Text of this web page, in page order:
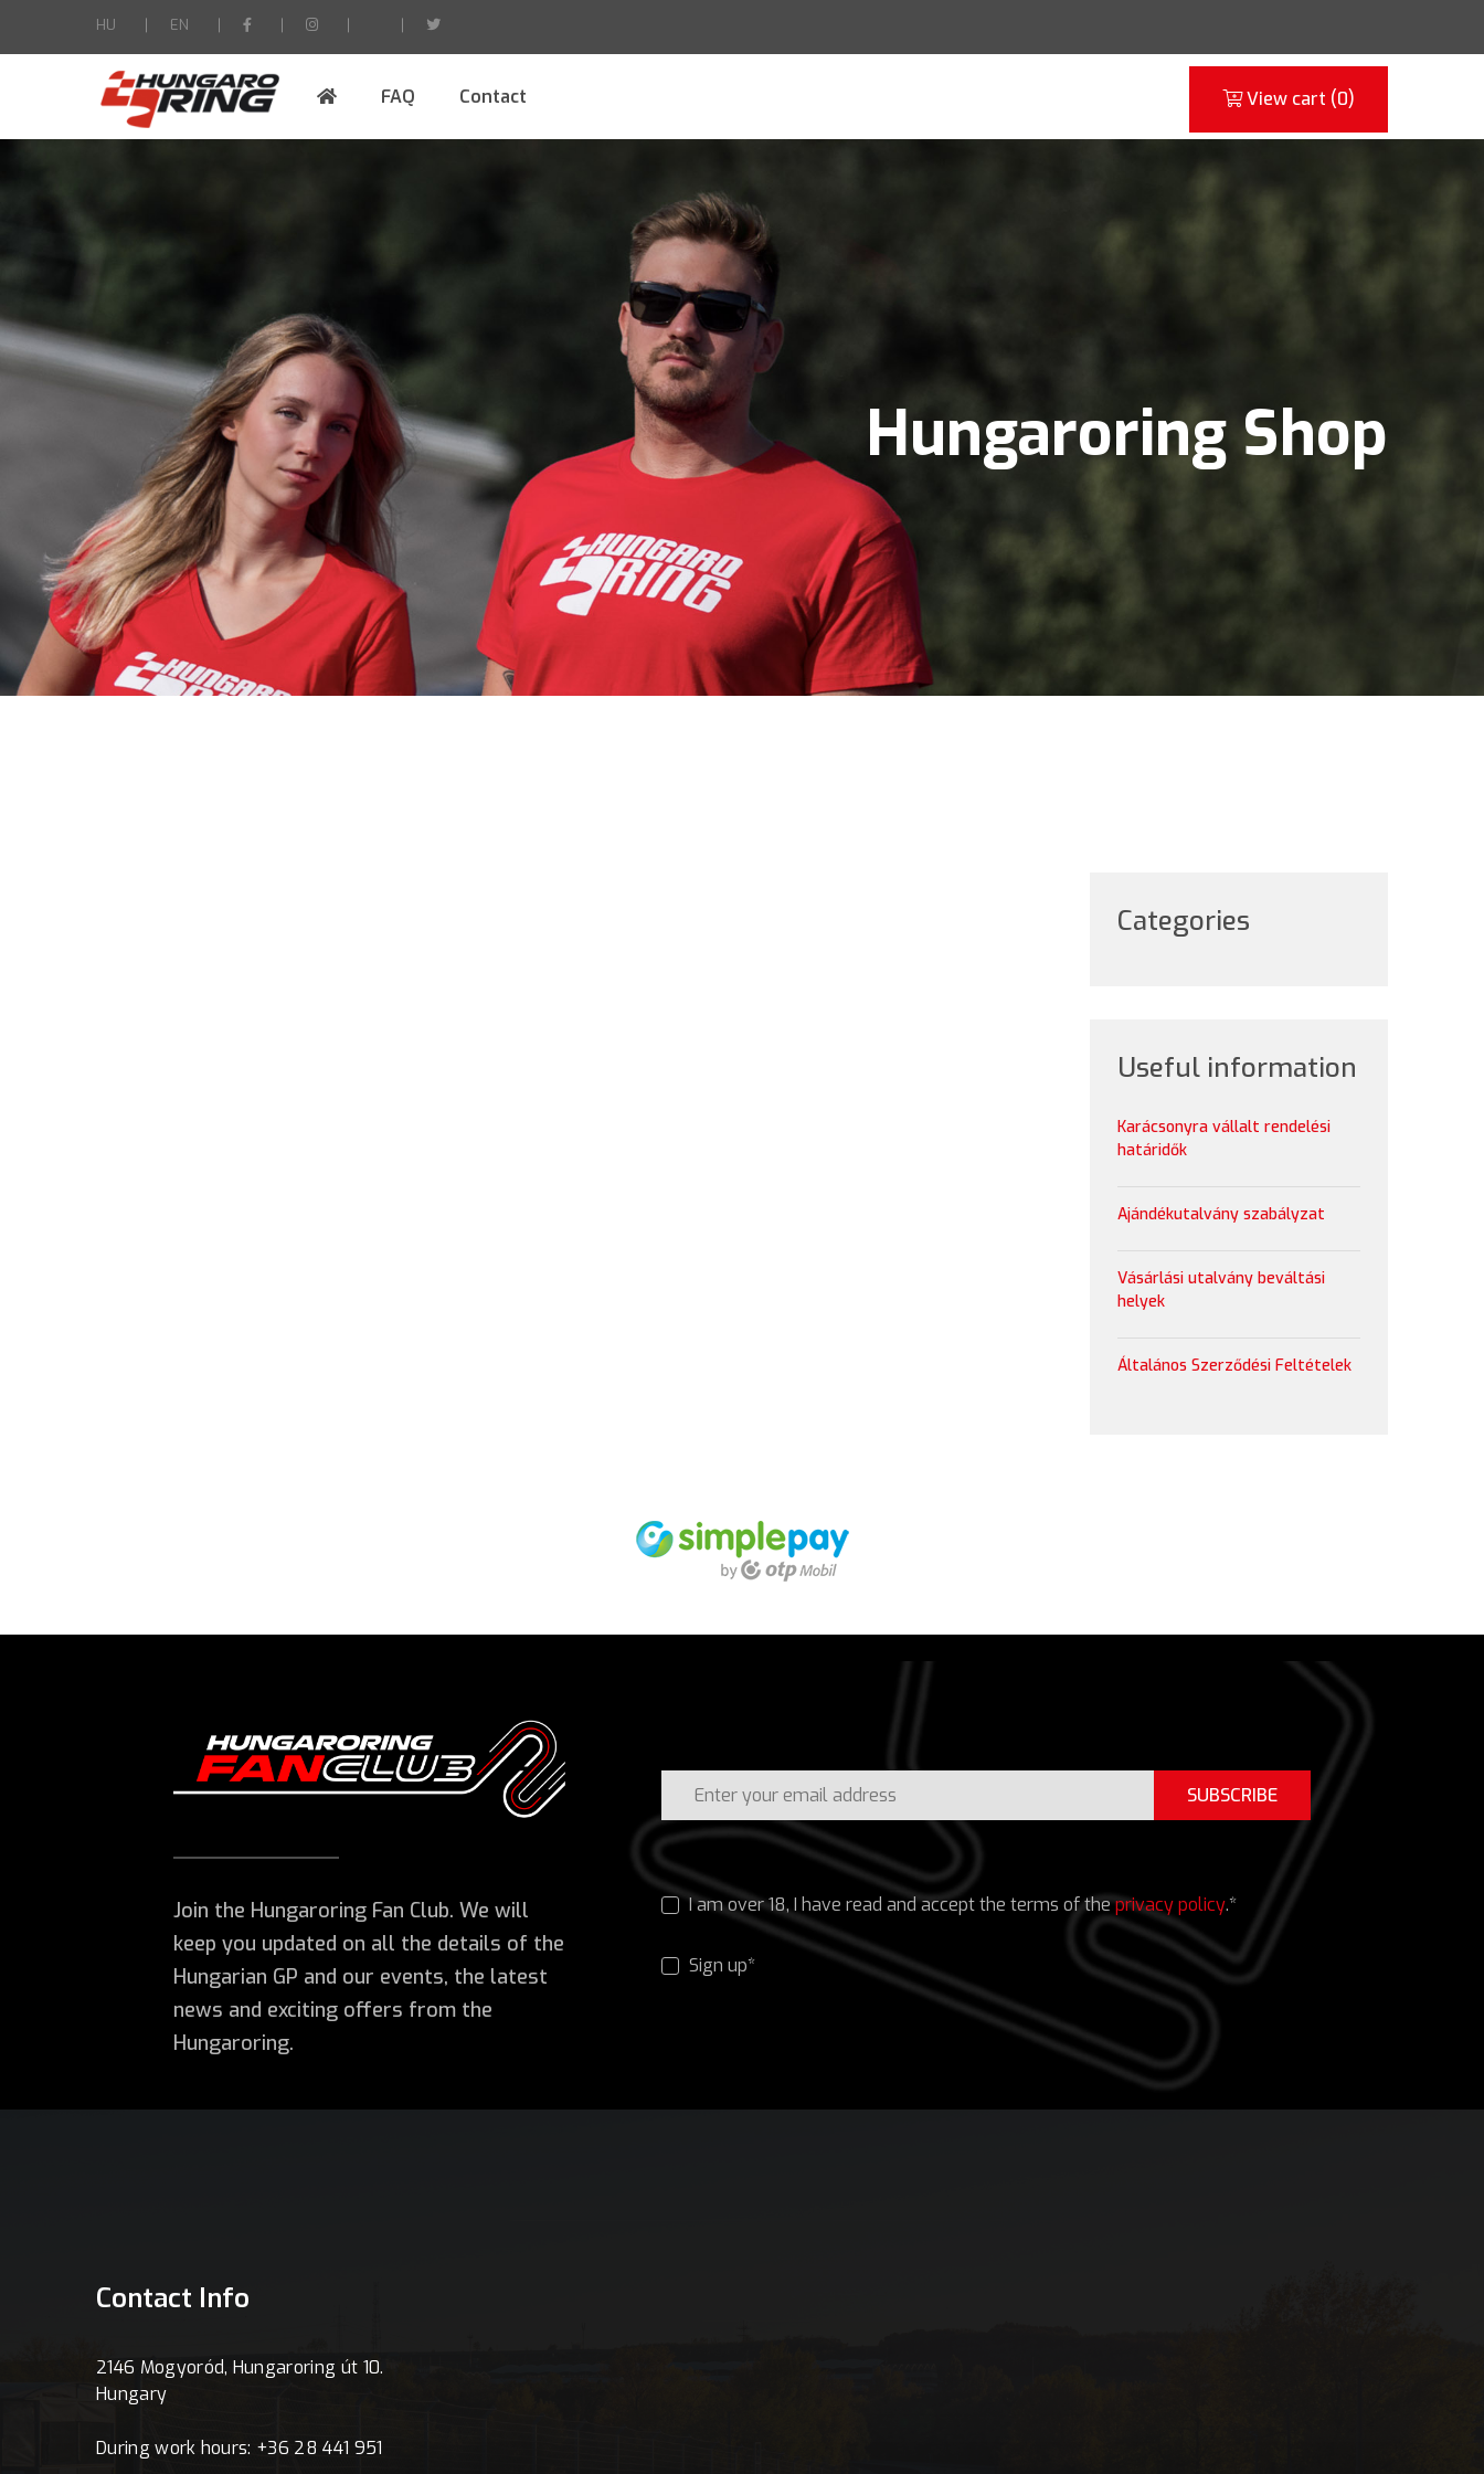
HU EN
FAQ Contact View cart (0)
Hungaroring Shop
Categories
Useful information
Karácsonyra vállalt rendelési
határidők
Ajándékutalvány szabályzat
Vásárlási utalvány beváltási
helyek
Általános Szerződési Feltételek
Join the Hungaroring Fan Club. We will
keep you updated on all the details of the
Hungarian GP and our events, the latest
news and exciting offers from the
Hungaroring.
SUBSCRIBE
I am over 18, I have read and accept the terms of theprivacy policy.*
Sign up*
Contact Info
2146 Mogyoród, Hungaroring út 10.
Hungary
During work hours: +36 28 441 951